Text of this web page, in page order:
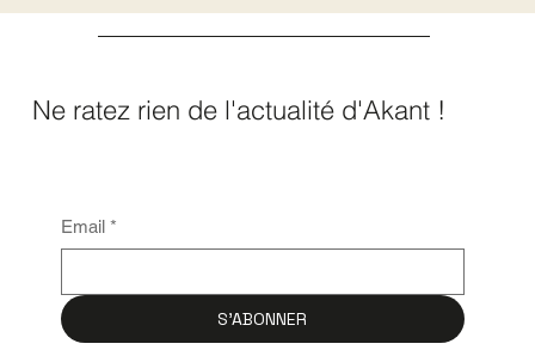
Ne ratez rien de l'actualité d'Akant !
Email *
S'ABONNER